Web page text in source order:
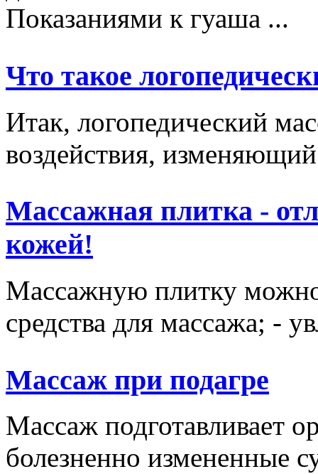
Показаниями к гуаша ...
Что такое
Итак, логопедический
воздействия,
Массажная плитка -
кожей!
Массажную плитку можно
средства для массажа; -
Массаж при подагре
Массаж подготавливает
болезненно измененные